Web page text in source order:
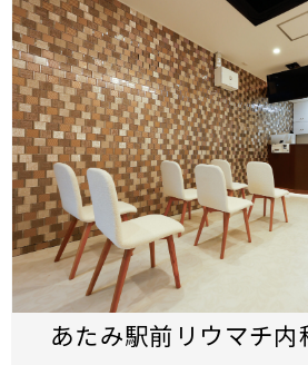
あたみ駅前リウマチ内